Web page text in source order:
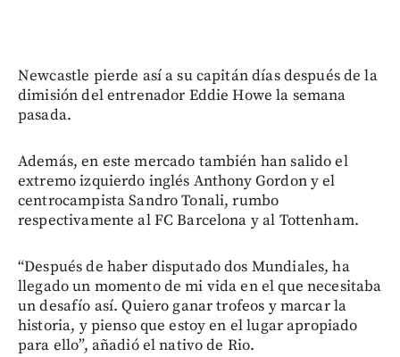
Newcastle pierde así a su capitán días después de la
dimisión del entrenador Eddie Howe la semana
pasada.
Además, en este mercado también han salido el
extremo izquierdo inglés Anthony Gordon y el
centrocampista Sandro Tonali, rumbo
respectivamente al FC Barcelona y al Tottenham.
“Después de haber disputado dos Mundiales, ha
llegado un momento de mi vida en el que necesitaba
un desafío así. Quiero ganar trofeos y marcar la
historia, y pienso que estoy en el lugar apropiado
para ello”, añadió el nativo de Rio.